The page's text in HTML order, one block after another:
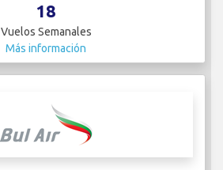
18
Vuelos Semanales
Más información